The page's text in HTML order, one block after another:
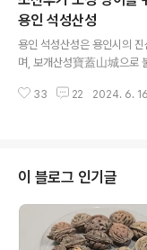
구흥역의 규모가 더 컸음을
현의 서쪽에 있다.2. 홍화원
금령원金嶺院 : 금령역에서
'보시원'은 서변면에 위치했
부근으로 추정된다. 그리고
용인 석성산성
용인 석성산성은 용인시의
며, 보개산성寶蓋山城으로
집西厓集』으로 1656년 『
관찬지리서에서는 보개산으
성산’은 속칭俗稱의 개념으
할 수 있다. 석성산성이 조선
남부의 요충지였다는 것은
는데, 대표적으로 서애 류성
33 22 2024. 6.
이 블로그 인기글